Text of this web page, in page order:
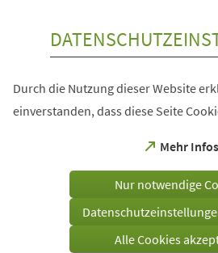
Durch die Nutzung dieser Website
einverstanden, dass diese Seite
Mehr Infos
(Öffnet
einem
Tab)
Nur notwendige
Alle Cookies